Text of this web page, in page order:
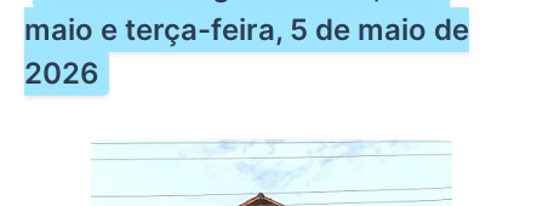
maio e terça-feira, 5 de maio de
2026